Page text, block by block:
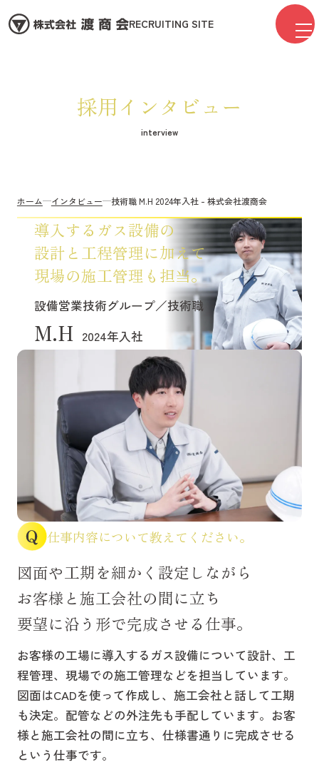
RECRUITING SITE
人を知る
お問い合わせ
プライバシーポリシー
コーポレートサイト
採用インタビュー
interview
ホーム インタビュー 技術職 M.H 2024年入社 - 株式会社渡商会
導入するガス設備の
設計と工程管理に加えて
現場の施工管理も担当。
設備営業技術グループ／技術職
M.H 2024年入社
仕事内容について教えてください。
図面や工期を細かく設定しながら
お客様と施工会社の間に立ち
要望に沿う形で完成させる仕事。
お客様の工場に導入するガス設備について設計、工
程管理、現場での施工管理などを担当しています。
図面はCADを使って作成し、施工会社と話して工期
も決定。配管などの外注先も手配しています。お客
様と施工会社の間に立ち、仕様書通りに完成させる
という仕事です。